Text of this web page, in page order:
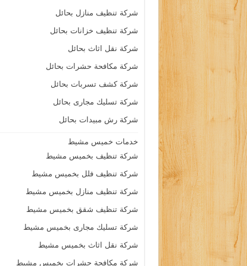
شركة تنظيف منازل بحائل
شركة تنظيف خزانات بحائل
شركة نقل اثاث بحائل
شركة مكافحة حشرات بحائل
شركة كشف تسربات بحائل
شركة تسليك مجارى بحائل
شركة رش مبيدات بحائل
خدمات خميس مشيط
شركة تنظيف بخميس مشيط
شركة تنظيف فلل بخميس مشيط
شركة تنظيف منازل بخميس مشيط
شركة تنظيف شقق بخميس مشيط
شركة تسليك مجارى بخميس مشيط
شركة نقل اثاث بخميس مشيط
شركة مكافحة حشرات بخميس مشيط